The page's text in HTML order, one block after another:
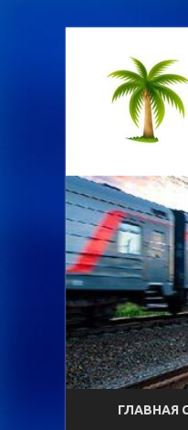
ГЛАВНАЯ